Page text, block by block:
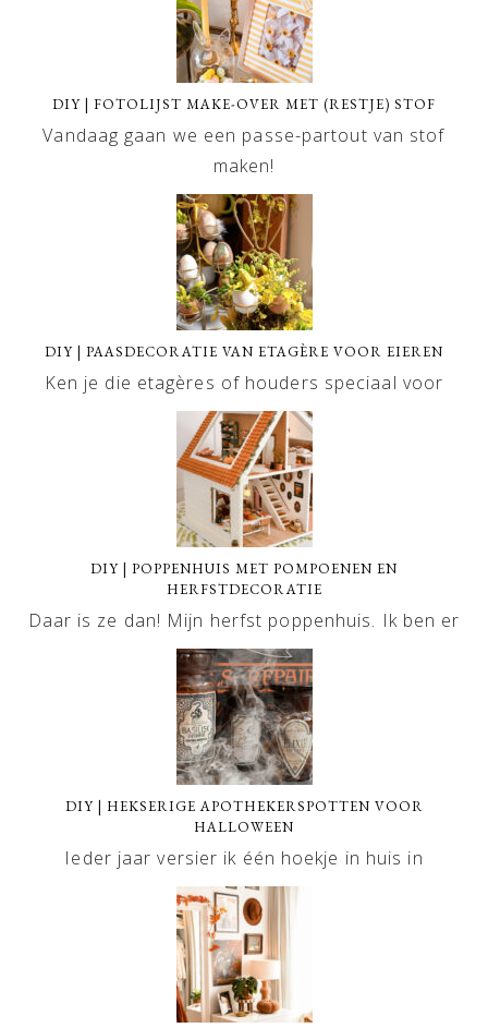
DIY | FOTOLIJST MAKE-OVER MET (RESTJE) STOF
Vandaag gaan we een passe-partout van stof
maken!
DIY | PAASDECORATIE VAN ETAGÈRE VOOR EIEREN
Ken je die etagères of houders speciaal voor
DIY | POPPENHUIS MET POMPOENEN EN
HERFSTDECORATIE
Daar is ze dan! Mijn herfst poppenhuis. Ik ben er
DIY | HEKSERIGE APOTHEKERSPOTTEN VOOR
HALLOWEEN
Ieder jaar versier ik één hoekje in huis in